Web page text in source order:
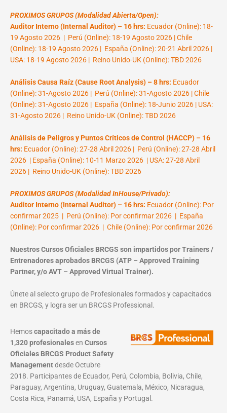
PROXIMOS GRUPOS (Modalidad Abierta/Open):
Auditor Interno (Internal Auditor) – 16 hrs: Ecuador (Online): 18-
19 Agosto 2026 | Perú (Online): 18-19 Agosto 2026 | Chile
(Online): 18-19 Agosto 2026 | España (Online): 20-21 Abril 2026 |
USA: 18-19 Agosto 2026 | Reino Unido-UK (Online): TBD 2026
Análisis Causa Raíz (Cause Root Analysis) – 8 hrs: Ecuador
(Online): 31-Agosto 2026 | Perú (Online): 31-Agosto 2026 | Chile
(Online): 31-Agosto 2026 | España (Online): 18-Junio 2026 | USA:
31-Agosto 2026 | Reino Unido-UK (Online): TBD 2026
Análisis de Peligros y Puntos Críticos de Control (HACCP) – 16
hrs: Ecuador (Online): 27-28 Abril 2026 | Perú (Online): 27-28 Abril
2026 | España (Online): 10-11 Marzo 2026 | USA: 27-28 Abril
2026 | Reino Unido-UK (Online): TBD 2026
PROXIMOS GRUPOS (Modalidad InHouse/Privado):
Auditor Interno (Internal Auditor) – 16 hrs: Ecuador (Online): Por
confirmar 2025 | Perú (Online): Por confirmar 2026 | España
(Online): Por confirmar 2026 | Chile (Online): Por confirmar 2026
Nuestros Cursos Oficiales BRCGS son impartidos por Trainers /
Entrenadores aprobados BRCGS (ATP – Approved Training
Partner, y/o AVT – Approved Virtual Trainer).
Únete al selecto grupo de Profesionales formados y capacitados
en BRCGS, y logra ser un BRCGS Professional.
Hemoscapacitado a más de
1,320 profesionalesen Cursos
Oficiales BRCGS Product Safety
Managementdesde Octubre
2018. Participantes de Ecuador, Perú, Colombia, Bolivia, Chile,
Paraguay, Argentina, Uruguay, Guatemala, México, Nicaragua,
Costa Rica, Panamá, USA, España y Portugal.